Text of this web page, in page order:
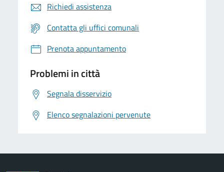
Richiedi assistenza
Contatta gli uffici comunali
Prenota appuntamento
Problemi in città
Segnala disservizio
Elenco segnalazioni pervenute